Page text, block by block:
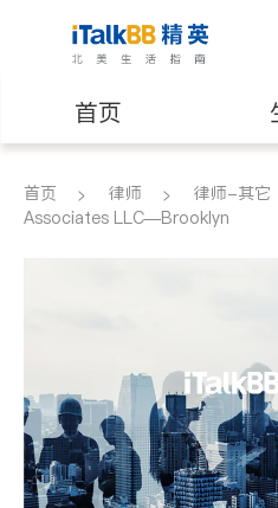
首页
医生
养老 非
首页 律师 律师-其它
Associates LLC—Brooklyn